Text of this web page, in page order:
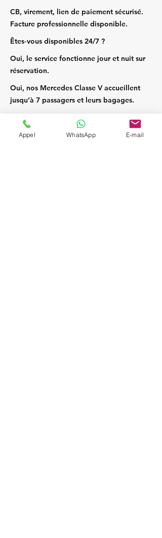
CB, virement, lien de paiement sécurisé.
Facture professionnelle disponible.
Êtes‑vous disponibles 24/7 ?
Oui, le service fonctionne jour et nuit sur
réservation.
Oui, nos Mercedes Classe V accueillent
jusqu’à 7 passagers et leurs bagages.
Appel WhatsApp E-mail